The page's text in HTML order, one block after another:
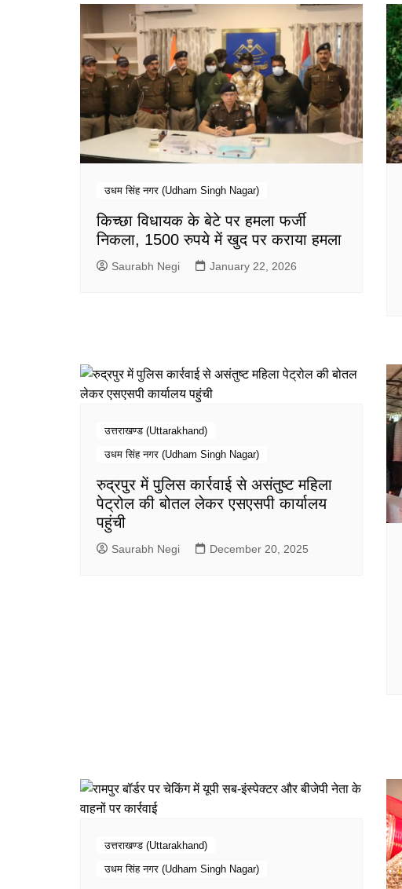
उधम सिंह नगर (Udham Singh Nagar)
किच्छा विधायक के बेटे पर हमला फर्जी
निकला, 1500 रुपये में खुद पर कराया हमला
Saurabh Negi January 22, 2026
उत्तराखण्ड (Uttarakhand)
उधम सिंह नगर (Udham Singh Nagar)
रुद्रपुर में पुलिस कार्रवाई से असंतुष्ट महिला
पेट्रोल की बोतल लेकर एसएसपी कार्यालय
पहुंची
Saurabh Negi December 20, 2025
उत्तराखण्ड (Uttarakhand)
उधम सिंह नगर (Udham Singh Nagar)